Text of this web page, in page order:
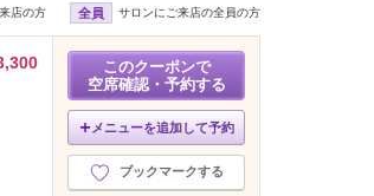
店の方 全員 サロンにご来店の全員の方
このクーポンで
空席確認・予約する
メニューを追加して予約
ブックマークする